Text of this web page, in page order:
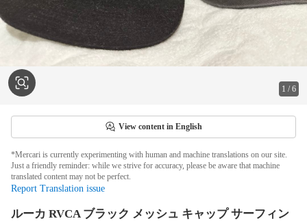
1 /6
View content in English
*Mercari is currently experimenting with human and machine translations on our site.
Just a friendly reminder: while we strive for accuracy, please be aware that machine
translated content may not be perfect.
Report Translation issue
ルーカ RVCA ブラック メッシュ キャップ サーフィン